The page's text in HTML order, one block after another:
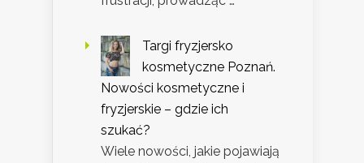
Targi fryzjersko
kosmetyczne Poznań.
Nowości kosmetyczne i
fryzjerskie – gdzie ich
szukać?
Wiele nowości, jakie pojawiają